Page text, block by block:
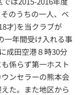
のうちの一人、ベ
才)を当クラブが
一年間受け入れる事
成田空港８時30分
係らず第一ホスト
ンセラーの熊本会
た。また地区から